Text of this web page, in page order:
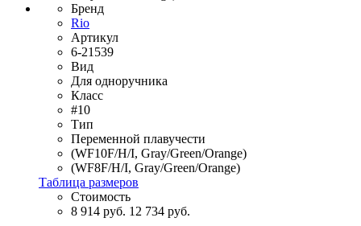
Бренд
Rio
Артикул
6-21539
Вид
Для одноручника
Класс
#10
Тип
Переменной плавучести
(WF10F/H/I, Gray/Green/Orange)
(WF8F/H/I, Gray/Green/Orange)
Таблица размеров
Стоимость
8 914 руб. 12 734 руб.